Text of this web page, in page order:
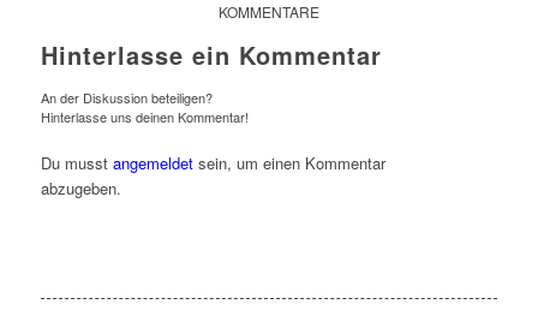
KOMMENTARE
Hinterlasse ein Kommentar
An der Diskussion beteiligen?
Hinterlasse uns deinen Kommentar!
Du musst angemeldetsein, um einen Kommentar
abzugeben.